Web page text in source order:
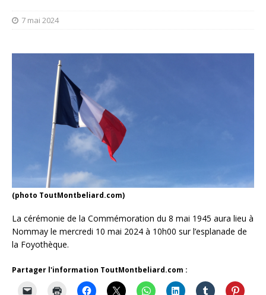
7 mai 2024
(photo ToutMontbeliard.com)
La cérémonie de la Commémoration du 8 mai 1945 aura lieu à
Nommay le mercredi 10 mai 2024 à 10h00 sur l’esplanade de
la Foyothèque.
Partager l'information ToutMontbeliard.com :